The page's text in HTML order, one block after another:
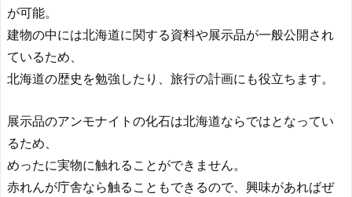
が可能。
建物の中には北海道に関する資料や展示品が一般公開され
ているため、
北海道の歴史を勉強したり、旅行の計画にも役立ちます。
展示品のアンモナイトの化石は北海道ならではとなってい
るため、
めったに実物に触れることができません。
赤れんが庁舎なら触ることもできるので、興味があればぜ